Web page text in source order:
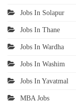
Jobs In Solapur
Jobs In Thane
Jobs In Wardha
Jobs In Washim
Jobs In Yavatmal
MBA Jobs